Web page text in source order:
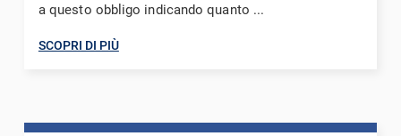
a questo obbligo indicando quanto ...
SCOPRI DI PIÙ